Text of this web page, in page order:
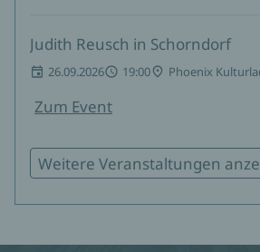
Judith Reusch in Schorndorf
26.09.2026 19:00 Phoenix
Zum Event
Judith Reusch in Ostfildern
Weitere Veranstaltungen